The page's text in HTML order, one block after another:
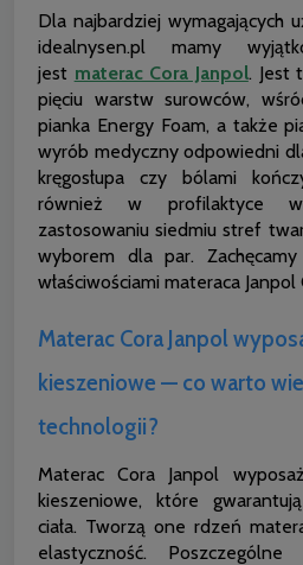
Dla najbardziej wymagających
idealnysen.pl mamy
jest materac Cora Janpol. Jest
pięciu warstw surowców,
pianka Energy Foam, a także
wyrób medyczny odpowiedni
kręgosłupa czy bólami
również w profilaktyce
zastosowaniu siedmiu stref
wyborem dla par.
właściwościami materaca
Materac Cora Janpol
kieszeniowe — co warto
technologii?
Materac Cora Janpol
kieszeniowe, które
ciała. Tworzą one rdzeń
elastyczność.